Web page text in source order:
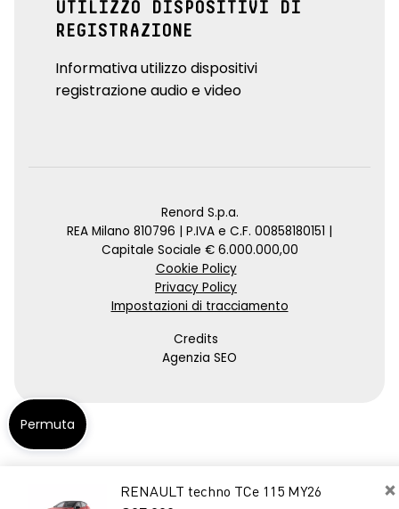
×
RENAULT techno TCe 115 MY26
UTILIZZO DISPOSITIVI DI
REGISTRAZIONE
Informativa utilizzo dispositivi
registrazione audio e video
Renord S.p.a.
REA Milano 810796 | P.IVA e C.F. 00858180151 |
Capitale Sociale € 6.000.000,00
Cookie Policy
Privacy Policy
Impostazioni di tracciamento
Credits
Agenzia SEO
Permuta